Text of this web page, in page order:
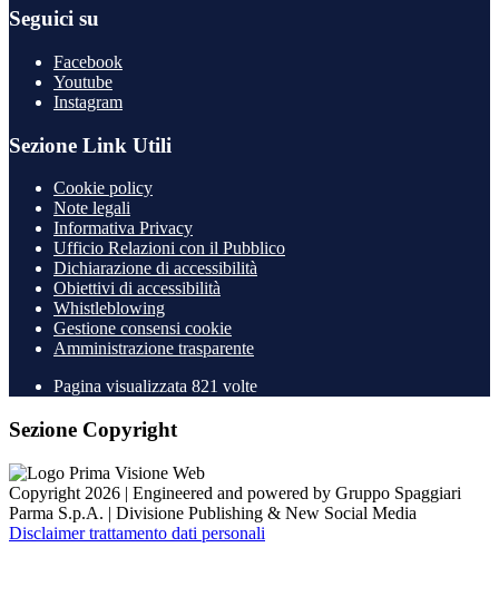
Seguici su
Facebook
Youtube
Instagram
Sezione Link Utili
Cookie policy
Note legali
Informativa Privacy
Ufficio Relazioni con il Pubblico
Dichiarazione di accessibilità
Obiettivi di accessibilità
Whistleblowing
Gestione consensi cookie
Amministrazione trasparente
Pagina visualizzata 821 volte
Sezione Copyright
Copyright 2026 | Engineered and powered by Gruppo Spaggiari
Parma S.p.A. | Divisione Publishing & New Social Media
Disclaimer trattamento dati personali